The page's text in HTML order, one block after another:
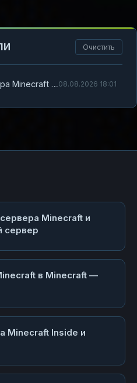
Очистить
Как сделать карту сервера Minecraft на сайте с помощью DynMap08.08.2026 18:01
Minecraft и
сервер
в Minecraft —
Minecraft Inside и